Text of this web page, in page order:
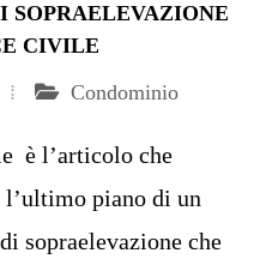
SOPRAELEVAZIONE
CIVILE
Condominio
è l’articolo che
piano di un
sopraelevazione che